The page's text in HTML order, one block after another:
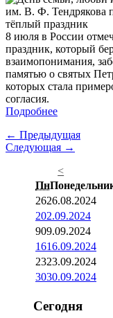
8 июля в России
праздник, который
взаимопонимания,
памятью о святых
которых стала
согласия.
Подробнее
← Предыдущая
Следующая →
<
Пн
2626.08.2024
202.09.2024
909.09.2024
1616.09.2024
2323.09.2024
3030.09.2024
Сегодня